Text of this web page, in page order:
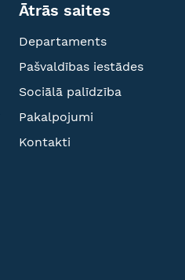
Ātrās saites
Departaments
Pašvaldības iestādes
Sociālā palīdzība
Pakalpojumi
Kontakti